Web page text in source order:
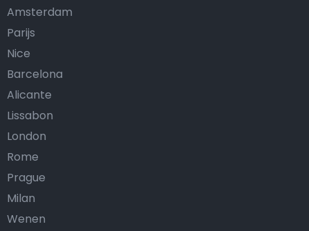
Amsterdam
Parijs
Nice
Barcelona
Alicante
Lissabon
London
Rome
Prague
Milan
Wenen